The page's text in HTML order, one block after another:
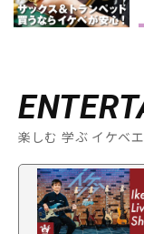
楽しむ 学ぶ イケベ